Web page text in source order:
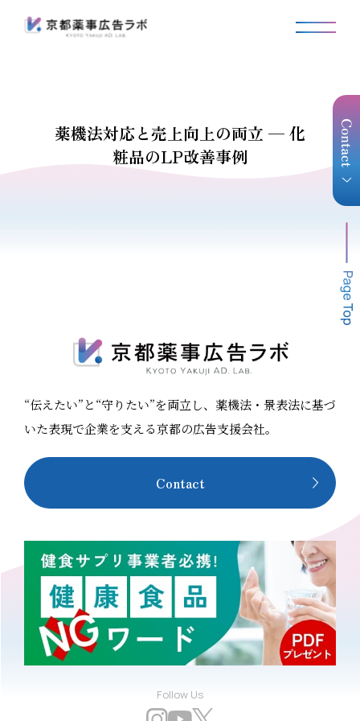
薬機法対応と売上向上の両立 ─ 化
粧品のLP改善事例
“伝えたい”と“守りたい”を両立し、薬機法・景表法に基づ
いた表現で企業を支える京都の広告支援会社。
Contact
Follow Us